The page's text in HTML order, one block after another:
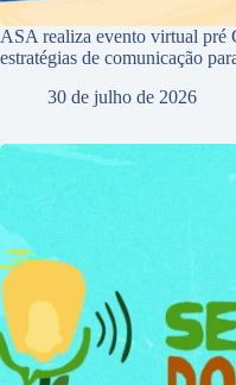
ASA realiza evento virtual pré
estratégias de comunicação
30 de julho de 2026